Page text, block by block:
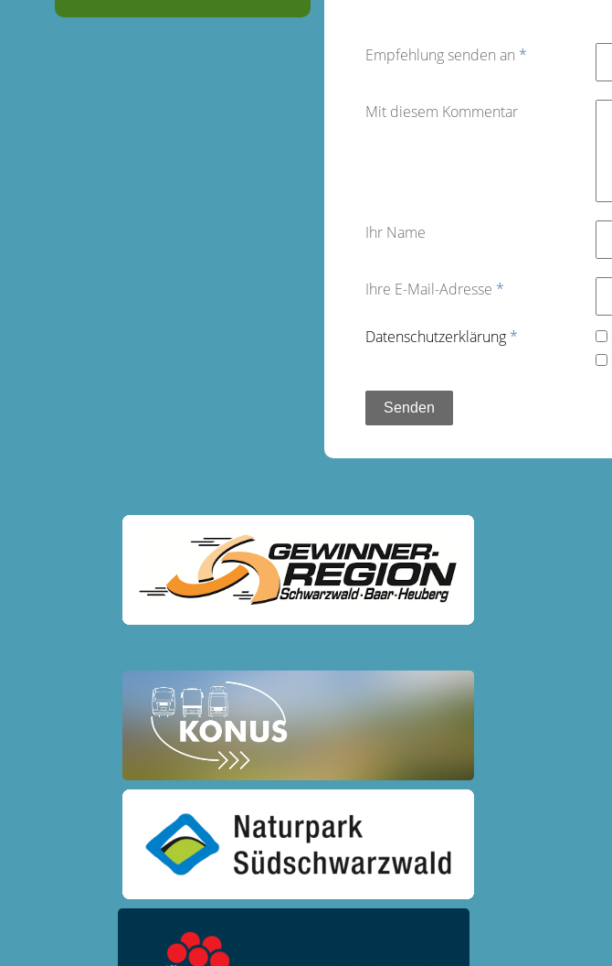
Empfehlung senden an *
Mit diesem Kommentar
Ihr Name
Ihre E-Mail-Adresse *
Datenschutz­erklärung *